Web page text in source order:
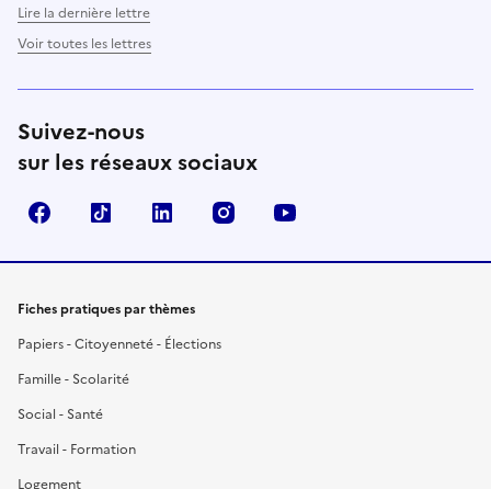
Lire la dernière lettre
Voir toutes les lettres
Suivez-nous
sur les réseaux sociaux
FacebookTikTok LinkedIn Instagram
Fiches pratiques par thèmes
Papiers - Citoyenneté - Élections
Famille - Scolarité
Social - Santé
Travail - Formation
Logement